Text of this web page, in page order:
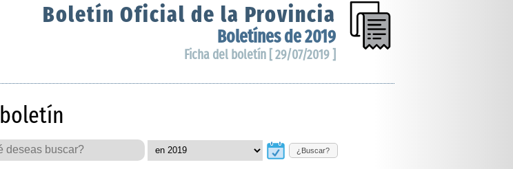
Boletín Oficial de la Provincia
Boletínes de 2019
Ficha del boletín [ 29/07/2019 ]
boletín
¿Buscar?